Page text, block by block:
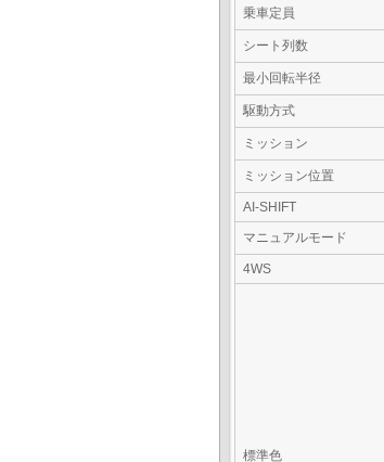
乗車定員
シート列数
最小回転半径
駆動方式
ミッション
ミッション位置
AI-SHIFT
マニュアルモード
4WS
標準色